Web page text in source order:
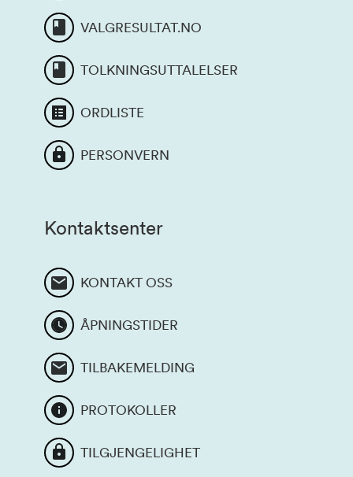
VALGRESULTAT.NO
TOLKNINGSUTTALELSER
ORDLISTE
PERSONVERN
Kontaktsenter
KONTAKT OSS
ÅPNINGSTIDER
TILBAKEMELDING
PROTOKOLLER
TILGJENGELIGHET